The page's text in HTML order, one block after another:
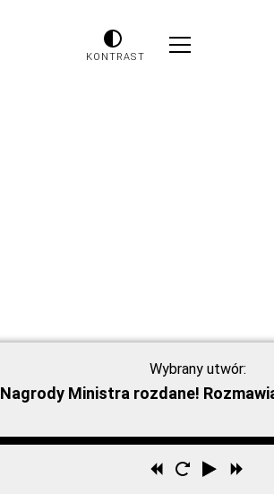
KONTRAST
Wybrany utwór:
Nagrody Ministra rozdane!
Uruchom
Przewiń